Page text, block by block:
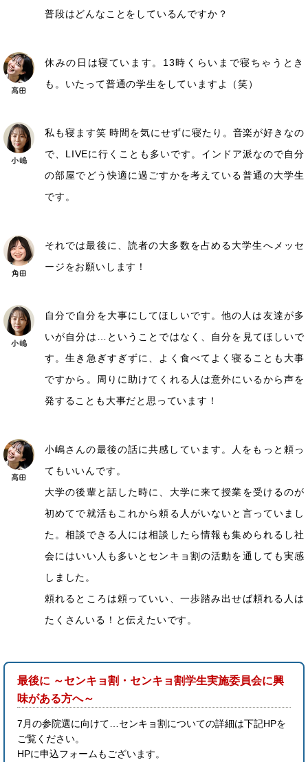
普段はどんなことをしているんですか？
休みの日は寝ています。13時くらいまで寝ちゃうとき
も。いたって普通の学生をしていますよ（笑）
私も寝ます笑 時間を気にせずに寝たり。音楽が好きなの
で、LIVEに行くことも多いです。インドア派なので自分
の部屋でどう快適に過ごすかを考えている普通の大学生
です。
それでは最後に、読者の大多数を占める大学生へメッセ
ージをお願いします！
自分で自分を大事にしてほしいです。他の人は友達が多
いが自分は…ということではなく、自分を見てほしいで
す。生き急ぎすぎずに、よく食べてよく寝ることも大事
ですから。周りに助けてくれる人は意外にいるから声を
発することも大事だと思っています！
小嶋さんの最後の話に共感しています。人をもっと頼っ
てもいいんです。
大学の後輩と話した時に、大学に来て授業を受けるのが
初めてで就活もこれから頼る人がいないと言っていまし
た。相談できる人には相談したら情報も集められるし社
会にはいい人も多いとセンキョ割の活動を通しても実感
しました。
頼れるところは頼っていい、一歩踏み出せば頼れる人は
たくさんいる！と伝えたいです。
最後に ～センキョ割・センキョ割学生実施委員会に興
味がある方へ～
7月の参院選に向けて…センキョ割についての詳細は下記HPを
ご覧ください。
HPに申込フォームもございます。